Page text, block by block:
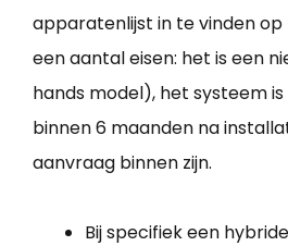
apparatenlijst in te vinden op
een aantal eisen: het is een
hands model), het systeem
binnen 6 maanden na
aanvraag binnen zijn.
Bij specifiek een